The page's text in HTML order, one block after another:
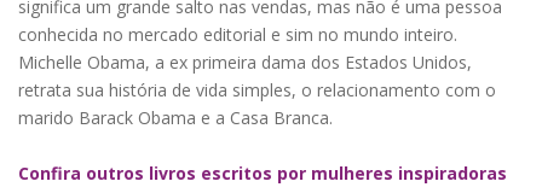
significa um grande salto nas vendas, mas não é uma pessoa
conhecida no mercado editorial e sim no mundo inteiro.
Michelle Obama, a ex primeira dama dos Estados Unidos,
retrata sua história de vida simples, o relacionamento com o
marido Barack Obama e a Casa Branca.
Confira outros livros escritos por mulheres inspiradoras